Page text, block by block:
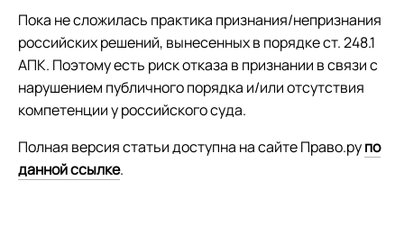
Пока не сложилась практика признания/непризнания
российских решений, вынесенных в порядке ст. 248.1
АПК. Поэтому есть риск отказа в признании в связи с
нарушением публичного порядка и/или отсутствия
компетенции у российского суда.
Полная версия статьи доступна на сайте Право.рупо
данной ссылке.